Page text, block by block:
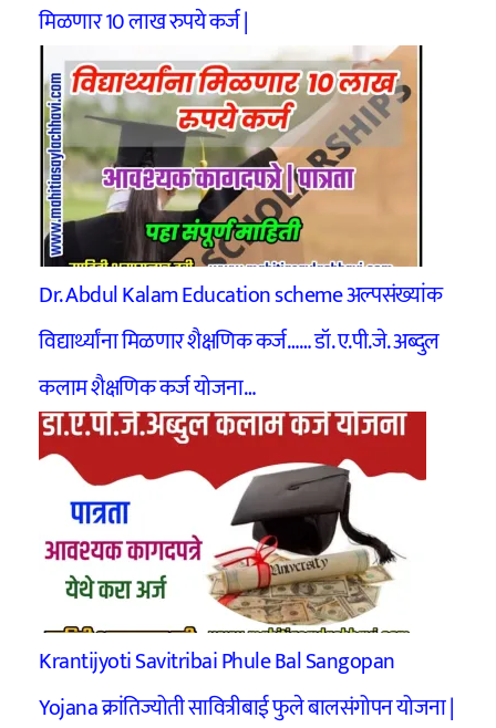
मिळणार 10 लाख रुपये कर्ज |
Dr. Abdul Kalam Education scheme अल्पसंख्यांक
विद्यार्थ्यांना मिळणार शैक्षणिक कर्ज…… डॉ. ए.पी.जे. अब्दुल
कलाम शैक्षणिक कर्ज योजना…
Krantijyoti Savitribai Phule Bal Sangopan
Yojana क्रांतिज्योती सावित्रीबाई फुले बालसंगोपन योजना |